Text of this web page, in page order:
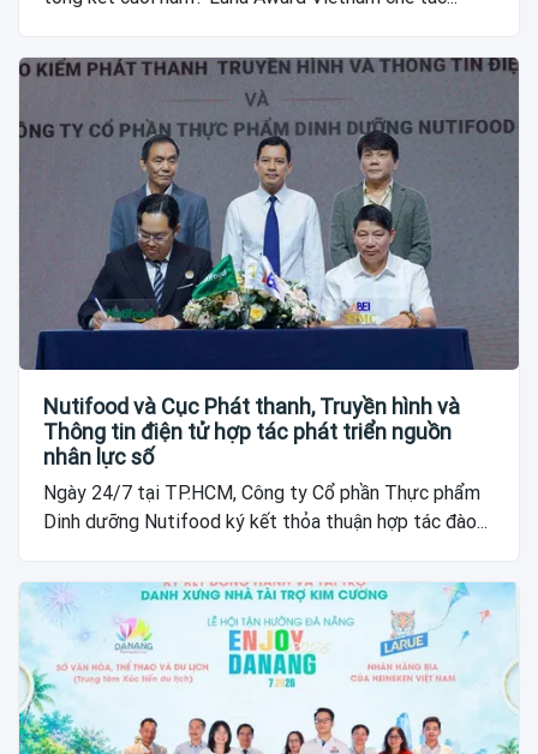
Nutifood và Cục Phát thanh, Truyền hình và
Thông tin điện tử hợp tác phát triển nguồn
nhân lực số
Ngày 24/7 tại TP.HCM, Công ty Cổ phần Thực phẩm
Dinh dưỡng Nutifood ký kết thỏa thuận hợp tác đào...